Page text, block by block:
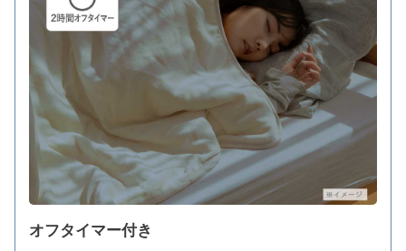
オフタイマー付き